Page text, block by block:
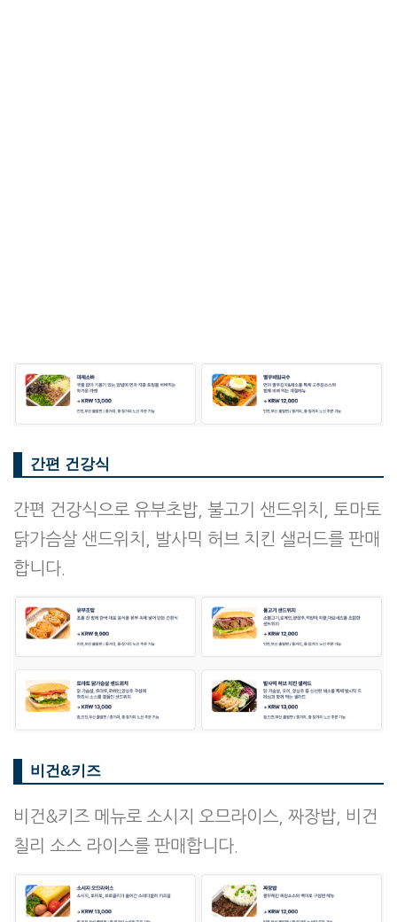
간편 건강식
간편 건강식으로 유부초밥, 불고기 샌드위치, 토마토
닭가슴살 샌드위치, 발사믹 허브 치킨 샐러드를 판매
합니다.
비건&키즈
비건&키즈 메뉴로 소시지 오므라이스, 짜장밥, 비건
칠리 소스 라이스를 판매합니다.